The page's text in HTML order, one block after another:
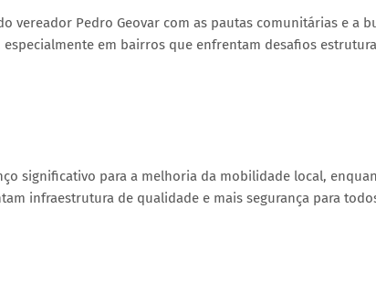
vereador Pedro Geovar com as pautas comunitárias e a
em bairros que enfrentam desafios
significativo para a melhoria da mobilidade local,
infraestrutura de qualidade e mais segurança para